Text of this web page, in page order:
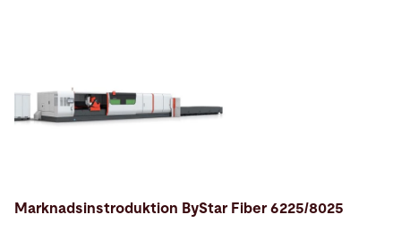
Marknadsinstroduktion ByStar Fiber 6225/8025